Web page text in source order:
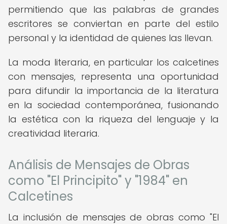
permitiendo que las palabras de grandes
escritores se conviertan en parte del estilo
personal y la identidad de quienes las llevan.
La moda literaria, en particular los calcetines
con mensajes, representa una oportunidad
para difundir la importancia de la literatura
en la sociedad contemporánea, fusionando
la estética con la riqueza del lenguaje y la
creatividad literaria.
Análisis de Mensajes de Obras
como "El Principito" y "1984" en
Calcetines
La inclusión de mensajes de obras como "El